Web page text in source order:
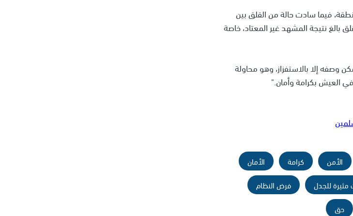
فيما سادت حالة من القلق بين
بالغ نتيجة المشهد غير المعتاد، خاصة
وصفه إلا بالاستفزاز، وهو محاولة
العيش بكرامة وأمان."
الأمن كرامة
الأمان
مثيرة للجدل
فرض النظام
حق